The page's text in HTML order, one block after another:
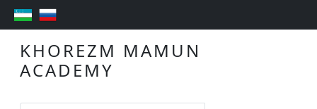
KHOREZM MAMUN
ACADEMY